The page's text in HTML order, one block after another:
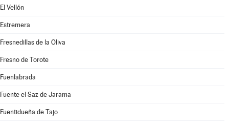
El Vellón
Estremera
Fresnedillas de la Oliva
Fresno de Torote
Fuenlabrada
Fuente el Saz de Jarama
Fuentidueña de Tajo